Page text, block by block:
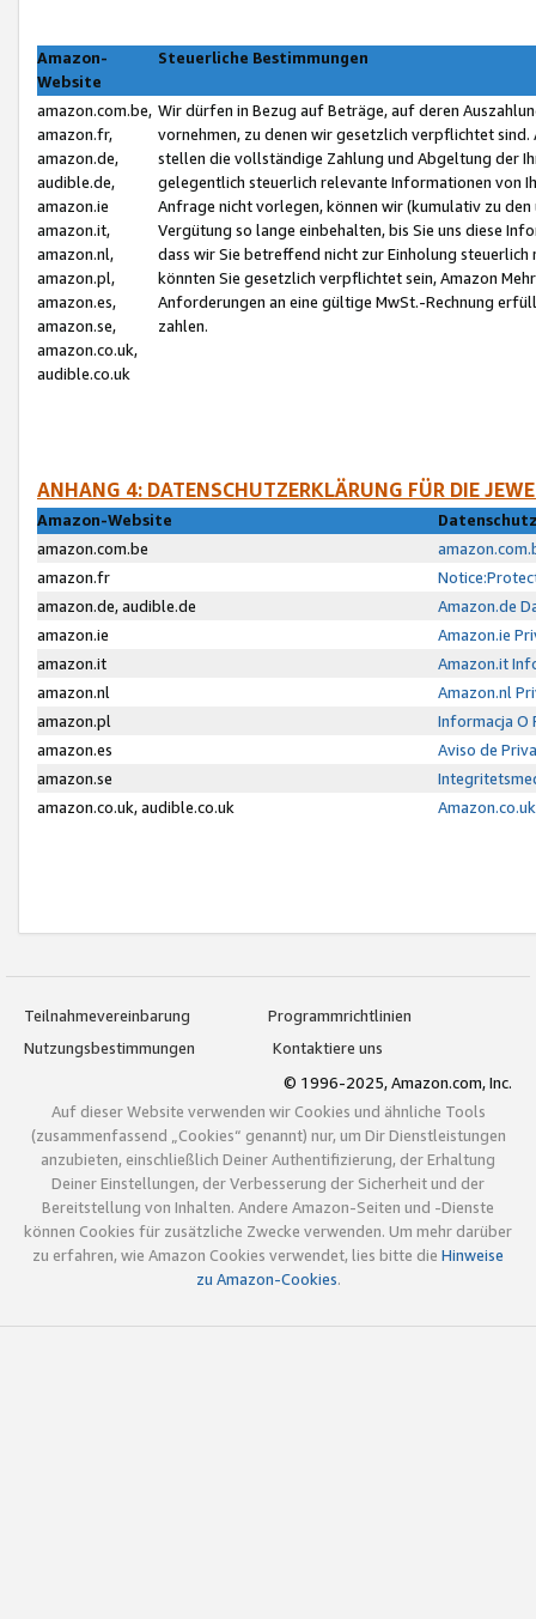
Amazon-
Website
Steuerliche Bestimmungen
amazon.com.be,
amazon.fr,
amazon.de,
audible.de,
amazon.ie
amazon.it,
amazon.nl,
amazon.pl,
amazon.es,
amazon.se,
amazon.co.uk,
audible.co.uk
Wir dürfen in Bezug auf Beträge, auf deren
vornehmen, zu denen wir gesetzlich verpflichtet
stellen die vollständige Zahlung und Abgeltung der
gelegentlich steuerlich relevante Informationen von
Anfrage nicht vorlegen, können wir (kumulativ zu
Vergütung so lange einbehalten, bis Sie uns diese
dass wir Sie betreffend nicht zur Einholung
könnten Sie gesetzlich verpflichtet sein, Amazon
Anforderungen an eine gültige MwSt.-Rechnung
zahlen.
ANHANG 4: DATENSCHUTZERKLÄRUNG FÜR DIE
Amazon-Website
amazon.com.be
amazon.fr
amazon.de, audible.de
Amazon.de
amazon.ie
Amazon.ie
amazon.it
Amazon.it
amazon.nl
Amazon.nl
amazon.pl
Informacja O
amazon.es
Aviso de
amazon.se
amazon.co.uk, audible.co.uk
Teilnahmevereinbarung
Programmrichtlinien
Nutzungsbestimmungen
Kontaktiere uns
© 1996-2025, Amazon.com, Inc.
Auf dieser Website verwenden wir Cookies und ähnliche Tools
(zusammenfassend „Cookies“ genannt) nur, um Dir Dienstleistungen
anzubieten, einschließlich Deiner Authentifizierung, der Erhaltung
Deiner Einstellungen, der Verbesserung der Sicherheit und der
Bereitstellung von Inhalten. Andere Amazon-Seiten und -Dienste
können Cookies für zusätzliche Zwecke verwenden. Um mehr darüber
zu erfahren, wie Amazon Cookies verwendet, lies bitte die Hinweise
zu Amazon-Cookies.